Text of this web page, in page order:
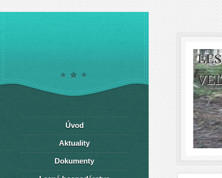
Úvod
Aktuality
Dokumenty